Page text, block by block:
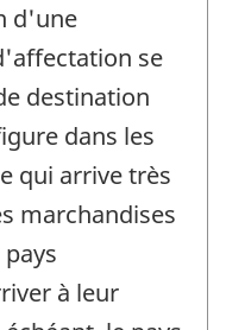
d'une
se
destination
dans les
qui arrive très
marchandises
à leur